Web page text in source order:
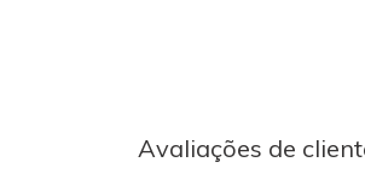
Avaliações de